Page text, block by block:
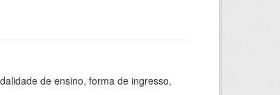
de ensino, forma de ingresso,